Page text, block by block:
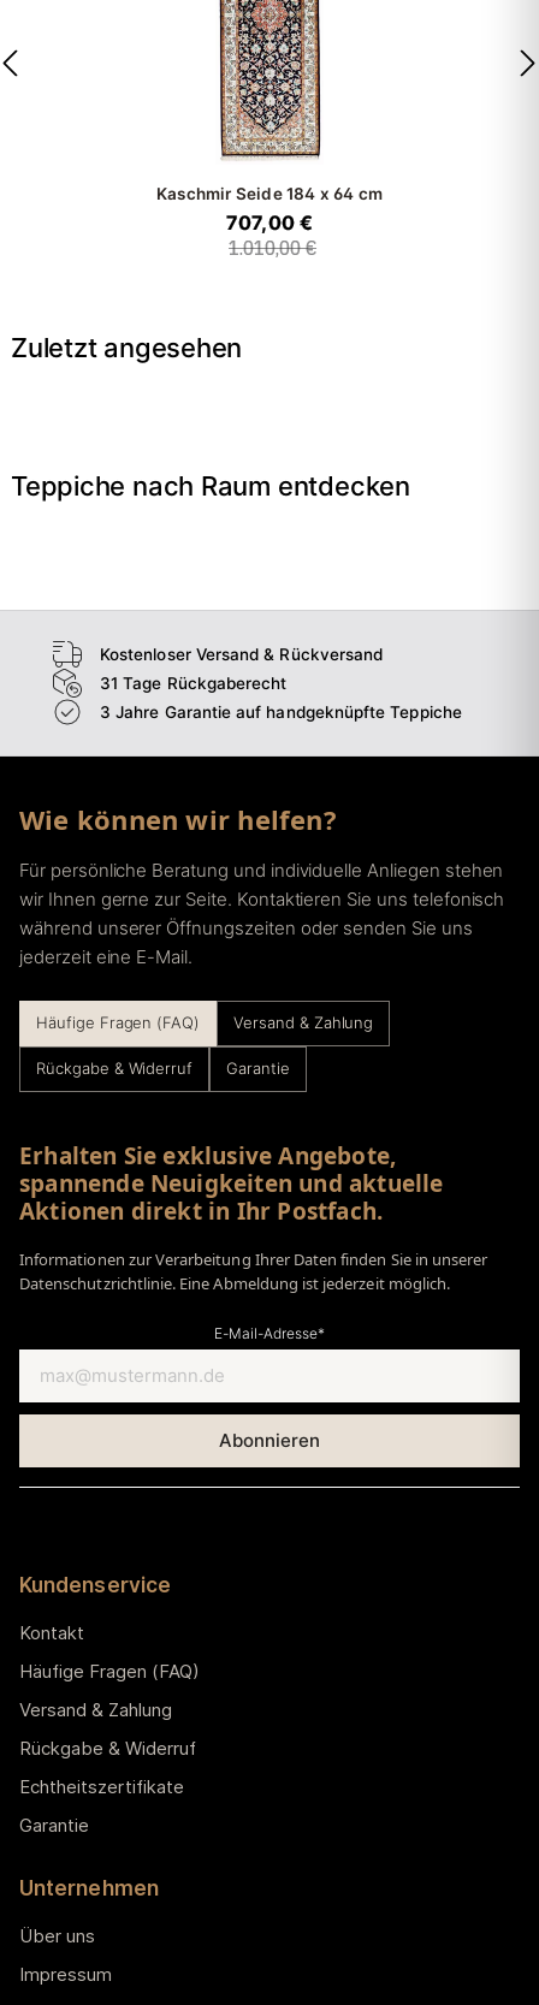
Kaschmir Seide 184 x 64 cm
707,00 €
1.010,00 €
Zuletzt angesehen
Teppiche nach Raum entdecken
Wohnzimmer
Kostenloser Versand & Rückversand
31 Tage Rückgaberecht
3 Jahre Garantie auf handgeknüpfte Teppiche
Wie können wir helfen?
Für persönliche Beratung und individuelle Anliegen stehen
wir Ihnen gerne zur Seite. Kontaktieren Sie uns telefonisch
während unserer Öffnungszeiten oder senden Sie uns
jederzeit eine E-Mail.
Häufige Fragen (FAQ) Versand & Zahlung
Rückgabe & Widerruf Garantie
Erhalten Sie exklusive Angebote,
spannende Neuigkeiten und aktuelle
Aktionen direkt in Ihr Postfach.
Informationen zur Verarbeitung Ihrer Daten finden Sie in unserer
Datenschutzrichtlinie. Eine Abmeldung ist jederzeit möglich.
E-Mail-Adresse*
Kundenservice
Kontakt
Häufige Fragen (FAQ)
Versand & Zahlung
Rückgabe & Widerruf
Echtheitszertifikate
Garantie
Unternehmen
Über uns
Impressum